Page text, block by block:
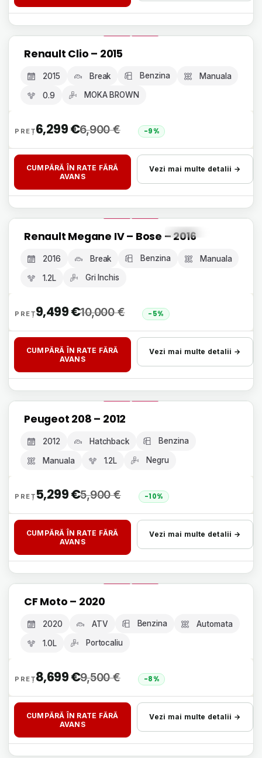
GARANȚIE 12 LUNI
Renault Clio – 2015
2015 Break Benzina Manuala
0.9 MOKA BROWN
6,900€
6,299€ -9%
CUMPĂRĂ ÎN RATE FĂRĂ
AVANS
Vezi mai multe detalii →
GARANȚIE 12 LUNI Livrare 24h, fără avans
Renault Megane IV – Bose – 2016
2016 Break Benzina Manuala
1.2L Gri Inchis
10,000€
9,499€ -5%
CUMPĂRĂ ÎN RATE FĂRĂ
AVANS
Vezi mai multe detalii →
GARANȚIE 12 LUNI
Peugeot 208 – 2012
2012 Hatchback Benzina
Manuala 1.2L Negru
5,900€
5,299€ -10%
CUMPĂRĂ ÎN RATE FĂRĂ
AVANS
Vezi mai multe detalii →
GARANȚIE 12 LUNI
CF Moto – 2020
2020 ATV Benzina Automata
1.0L Portocaliu
9,500€
8,699€ -8%
CUMPĂRĂ ÎN RATE FĂRĂ
AVANS
Vezi mai multe detalii →